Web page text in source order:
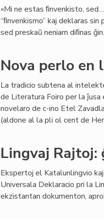
«Mi ne estas ﬁnvenkisto,
“ﬁnvenkismo” kaj deklaras
sed preskaŭ neniam diﬁnas ĝin.
Nova perlo en
La tradicio subtena al
de Literatura Foiro per la ĵusa
novelaro de c-ino Etel
(aldone al la pli ol cent de
Lingvaj Rajtoj:
Ekspertoj el Katalunlingvio
Universala Deklaracio pri la
ekzistantan dokumenton,